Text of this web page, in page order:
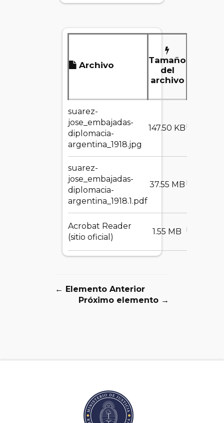
Archivo
Tamaño
del
archivo
suarez-
jose_embajadas-
diplomacia-
argentina_1918.jpg
147.50 KB
suarez-
jose_embajadas-
diplomacia-
argentina_1918.1.pdf
37.55 MB
Acrobat Reader
(sitio oficial)
1.55 MB
← Elemento Anterior
Próximo elemento →